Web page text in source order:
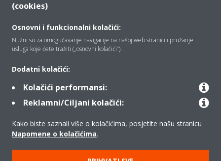
Tko smo mi
Rješenja
Kontakt
(cookies)
Osnovni i funkcionalni kolačići:
Nužni su za omogućavanje navigacije na našoj web stranici i pružanje
usluga koje ćete tražiti („osnovni kolačići”).
Dodatni kolačići:
Kolačići performansi:
Reklamni/Ciljani kolačići:
Kako biste saznali više o kolačićima, posjetite našu stranicu
Napomene o kolačićima.